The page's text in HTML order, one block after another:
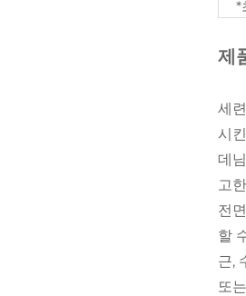
*
제
세
시
데
고
전
할
근,
또